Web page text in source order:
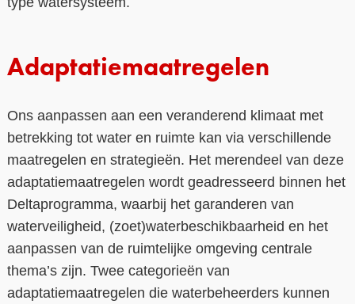
Adaptatiemaatregelen
Ons aanpassen aan een veranderend klimaat met
betrekking tot water en ruimte kan via verschillende
maatregelen en strategieën. Het merendeel van deze
adaptatiemaatregelen wordt geadresseerd binnen het
Deltaprogramma, waarbij het garanderen van
waterveiligheid, (zoet)waterbeschikbaarheid en het
aanpassen van de ruimtelijke omgeving centrale
thema’s zijn. Twee categorieën van
adaptatiemaatregelen die waterbeheerders kunnen